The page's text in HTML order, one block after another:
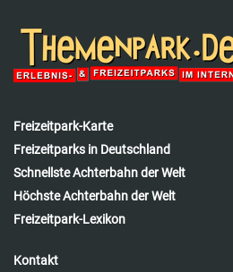
Freizeitpark-Karte
Freizeitparks in Deutschland
Schnellste Achterbahn der Welt
Höchste Achterbahn der Welt
Freizeitpark-Lexikon
Kontakt